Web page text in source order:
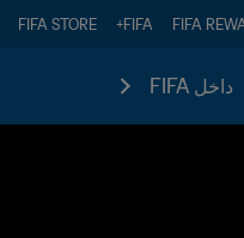
FIFA
FIFA+
FIFA STORE
داخل FIFA